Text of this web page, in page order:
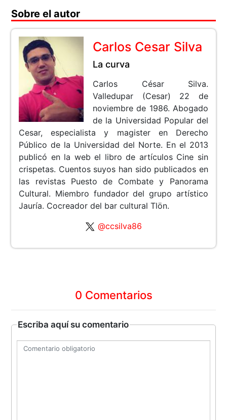
Sobre el autor
Carlos Cesar Silva
La curva
Carlos César Silva.
Valledupar (Cesar) 22 de
noviembre de 1986. Abogado
de la Universidad Popular del
Cesar, especialista y magister en Derecho
Público de la Universidad del Norte. En el 2013
publicó en la web el libro de artículos Cine sin
crispetas. Cuentos suyos han sido publicados en
las revistas Puesto de Combate y Panorama
Cultural. Miembro fundador del grupo artístico
Jauría. Cocreador del bar cultural Tlön.
@ccsilva86
0 Comentarios
Escriba aquí su comentario